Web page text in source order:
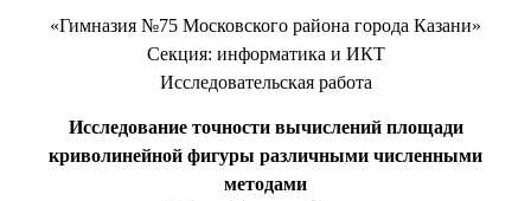
«Гимназия №75 Московского района города Казани»
Секция: информатика и ИКТ
Исследовательская работа
Исследование точности вычислений площади
криволинейной фигуры различными численными
методами